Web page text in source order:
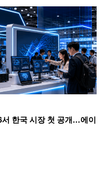
한국 시장 첫 공개…에이